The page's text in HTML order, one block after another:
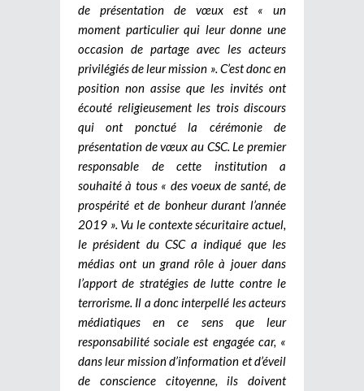
de présentation de vœux est « un
moment particulier qui leur donne une
occasion de partage avec les acteurs
privilégiés de leur mission ». C’est donc en
position non assise que les invités ont
écouté religieusement les trois discours
qui ont ponctué la cérémonie de
présentation de vœux au CSC. Le premier
responsable de cette institution a
souhaité à tous « des voeux de santé, de
prospérité et de bonheur durant l’année
2019 ». Vu le contexte sécuritaire actuel,
le président du CSC a indiqué que les
médias ont un grand rôle à jouer dans
l’apport de stratégies de lutte contre le
terrorisme. Il a donc interpellé les acteurs
médiatiques en ce sens que leur
responsabilité sociale est engagée car, «
dans leur mission d’information et d’éveil
de conscience citoyenne, ils doivent